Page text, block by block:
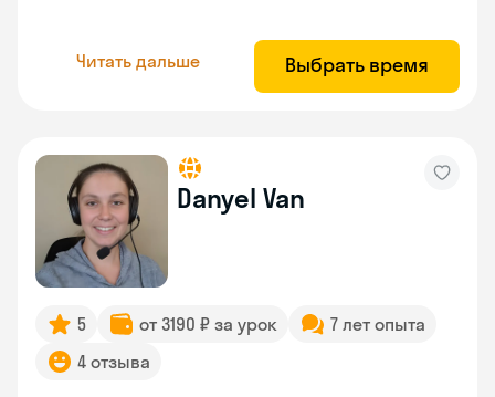
Читать дальше Выбрать время
Danyel Van
5 от 3190 ₽ за урок
7 лет опыта
4 отзыва